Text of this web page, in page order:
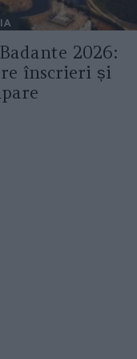
2026:
înscrieri și